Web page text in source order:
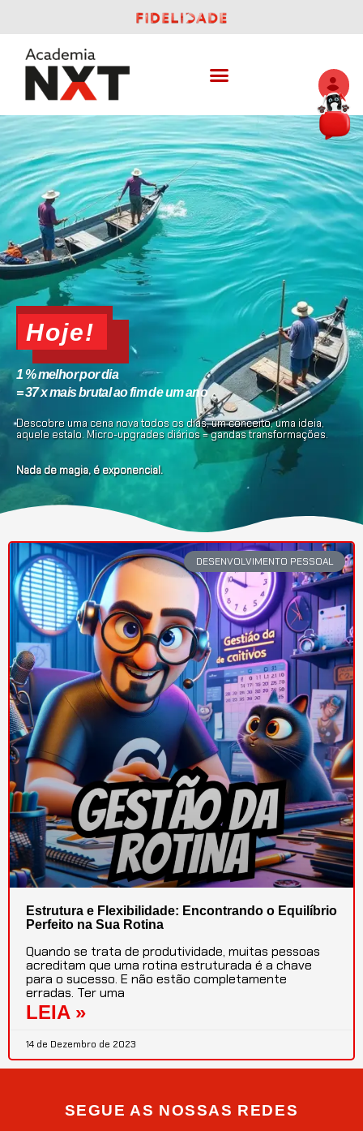
Hoje!
1 % melhor por dia
= 37 x mais brutal ao fim de um ano
Descobre uma cena nova todos os dias, um conceito, uma ideia,
aquele estalo. Micro-upgrades diários = gandas transformações.
Nada de magia, é exponencial.
DESENVOLVIMENTO PESSOAL
Estrutura e Flexibilidade: Encontrando o Equilíbrio
Perfeito na Sua Rotina
Quando se trata de produtividade, muitas pessoas
acreditam que uma rotina estruturada é a chave
para o sucesso. E não estão completamente
erradas. Ter uma
LEIA »
14 de Dezembro de 2023
SEGUE AS NOSSAS REDES